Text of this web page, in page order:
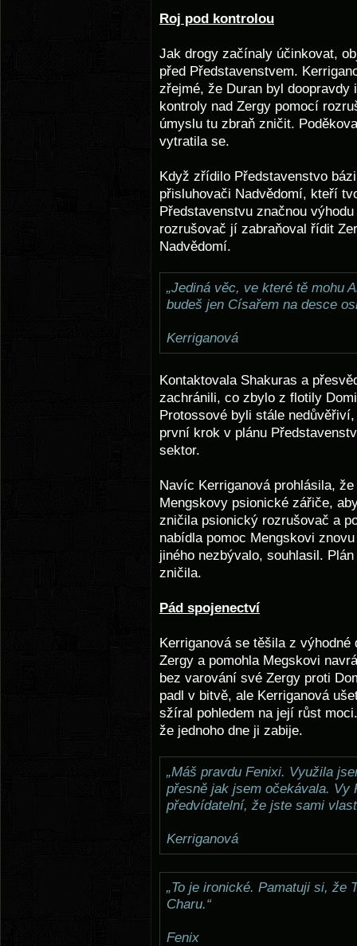
Roj pod kontrolou
Jak drogy začínaly účinkovat,
před Představenstvem.
zřejmé, že Duran byl
kontroly nad Zergy pomocí
úmyslu tu zbraň zničit.
vytratila se.
Když zřídilo Představenstvo
přisluhovači Nadvědomí, kteří
Představenstvu značnou
rozrušovač jí zabraňoval řídit
Nadvědomí.
„Jediná věc, ve které tě mohu
budeš jen Císařem na desce
Kerriganová
Kontaktovala Shakuras a
zachránili, co zbylo z flotily
Protossové byli stále
první krok v plánu
sektor.
Navíc Kerriganová prohlásila,
Mengskovy psionické zářiče,
zničila psionický rozrušovač a
nabídla pomoc Mengskovi
jiného nezbývalo, souhlasil.
zničila.
Pád spojenectví
Kerriganová se těšila z
Zergy a pomohla Megskovi
bez varování své Zergy proti
padl v bitvě, ale Kerriganová
sžíral pohledem na její růst
že jednoho dne ji zabije.
„Máš pravdu Fenixi. Využila
přesně jak jsem očekávala.
předvídatelní, že jste sami
Kerriganová
„To je ironické. Pamatuji si, že
Charu.“
Fenix